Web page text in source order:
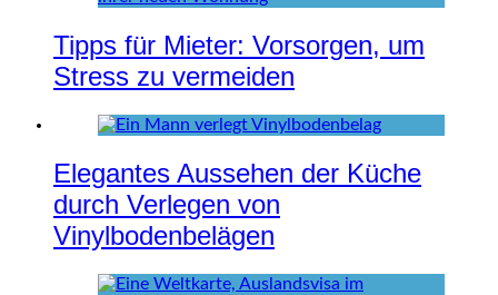
Tipps für Mieter: Vorsorgen, um
Stress zu vermeiden
Elegantes Aussehen der Küche
durch Verlegen von
Vinylbodenbelägen